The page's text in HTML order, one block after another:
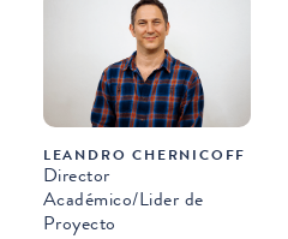
LEANDRO CHERNICOFF
Director
Académico/Lider de
Proyecto